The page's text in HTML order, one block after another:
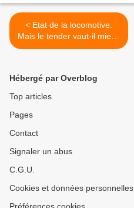
< Etat de la locomotive.
Mais le tender vaut-il mieux
?
Hébergé par Overblog
Top articles
Pages
Contact
Signaler un abus
C.G.U.
Cookies et données personnelles